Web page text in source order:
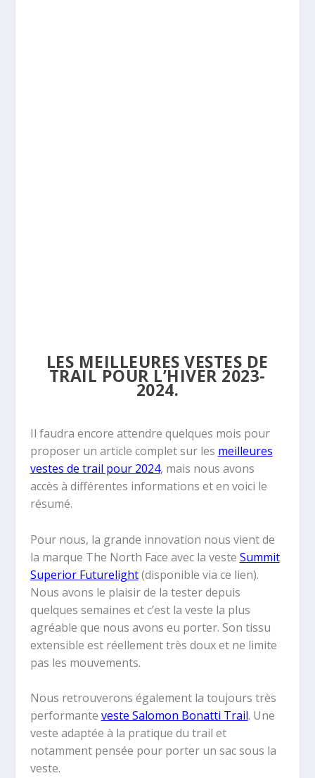
LES MEILLEURES VESTES DE
TRAIL POUR L’HIVER 2023-
2024.
Il faudra encore attendre quelques mois pour
proposer un article complet sur les meilleures
vestes de trail pour 2024, mais nous avons
accès à différentes informations et en voici le
résumé.
Pour nous, la grande innovation nous vient de
la marque The North Face avec la veste Summit
Superior Futurelight(disponible via ce lien).
Nous avons le plaisir de la tester depuis
quelques semaines et c’est la veste la plus
agréable que nous avons eu porter. Son tissu
extensible est réellement très doux et ne limite
pas les mouvements.
Nous retrouverons également la toujours très
performante veste Salomon Bonatti Trail. Une
veste adaptée à la pratique du trail et
notamment pensée pour porter un sac sous la
veste.